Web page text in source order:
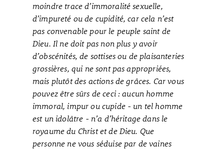
moindre trace d’immoralité sexuelle,
d’impureté ou de cupidité, car cela n’est
pas convenable pour le peuple saint de
Dieu. Il ne doit pas non plus y avoir
d’obscénités, de sottises ou de plaisanteries
grossières, qui ne sont pas appropriées,
mais plutôt des actions de grâces. Car vous
pouvez être sûrs de ceci : aucun homme
immoral, impur ou cupide - un tel homme
est un idolâtre - n’a d’héritage dans le
royaume du Christ et de Dieu. Que
personne ne vous séduise par de vaines